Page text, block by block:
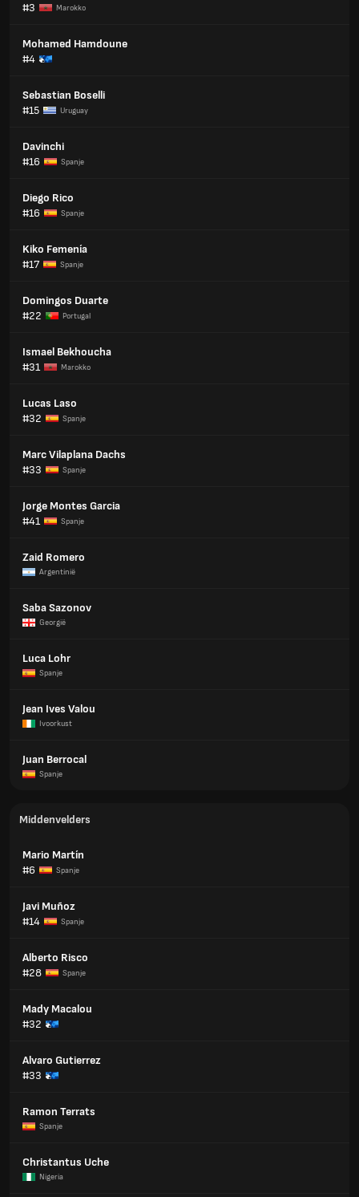
#3
Marokko
Mohamed Hamdoune
#4
Sebastian Boselli
#15
Uruguay
Davinchi
#16
Spanje
Diego Rico
#16
Spanje
Kiko Femenía
#17
Spanje
Domingos Duarte
#22
Portugal
Ismael Bekhoucha
#31
Marokko
Lucas Laso
#32
Spanje
Marc Vilaplana Dachs
#33
Spanje
Jorge Montes Garcia
#41
Spanje
Zaid Romero
Argentinië
Saba Sazonov
Georgië
Luca Lohr
Spanje
Jean Ives Valou
Ivoorkust
Juan Berrocal
Spanje
Middenvelders
Mario Martín
#6
Spanje
Javi Muñoz
#14
Spanje
Alberto Risco
#28
Spanje
Mady Macalou
#32
Alvaro Gutierrez
#33
Ramon Terrats
Spanje
Christantus Uche
Nigeria